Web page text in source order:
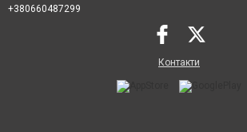
+380660487299
Контакти